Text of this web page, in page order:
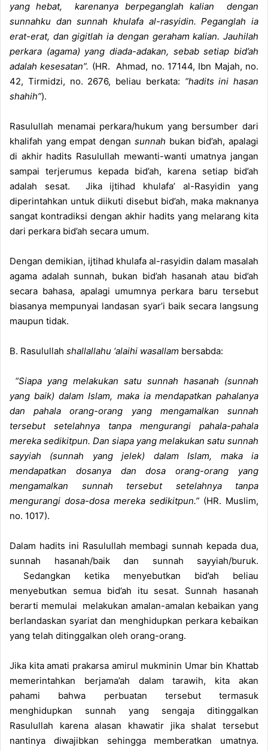
yang hebat, karenanya berpeganglah kalian dengan
sunnahku dan sunnah khulafa al-rasyidin. Peganglah ia
erat-erat, dan gigitlah ia dengan geraham kalian. Jauhilah
perkara (agama) yang diada-adakan, sebab setiap bid’ah
adalah kesesatan”. (HR. Ahmad, no. 17144, Ibn Majah, no.
42, Tirmidzi, no. 2676, beliau berkata: “hadits ini hasan
shahih”).
Rasulullah menamai perkara/hukum yang bersumber dari
khalifah yang empat dengan sunnah bukan bid’ah, apalagi
di akhir hadits Rasulullah mewanti-wanti umatnya jangan
sampai terjerumus kepada bid’ah, karena setiap bid’ah
adalah sesat. Jika ijtihad khulafa’ al-Rasyidin yang
diperintahkan untuk diikuti disebut bid’ah, maka maknanya
sangat kontradiksi dengan akhir hadits yang melarang kita
dari perkara bid’ah secara umum.
Dengan demikian, ijtihad khulafa al-rasyidin dalam masalah
agama adalah sunnah, bukan bid’ah hasanah atau bid’ah
secara bahasa, apalagi umumnya perkara baru tersebut
biasanya mempunyai landasan syar’i baik secara langsung
maupun tidak.
B. Rasulullah shallallahu ‘alaihi wasallam bersabda:
“Siapa yang melakukan satu sunnah hasanah (sunnah
yang baik) dalam Islam, maka ia mendapatkan pahalanya
dan pahala orang-orang yang mengamalkan sunnah
tersebut setelahnya tanpa mengurangi pahala-pahala
mereka sedikitpun. Dan siapa yang melakukan satu sunnah
sayyiah (sunnah yang jelek) dalam Islam, maka ia
mendapatkan dosanya dan dosa orang-orang yang
mengamalkan sunnah tersebut setelahnya tanpa
mengurangi dosa-dosa mereka sedikitpun.” (HR. Muslim,
no. 1017).
Dalam hadits ini Rasulullah membagi sunnah kepada dua,
sunnah hasanah/baik dan sunnah sayyiah/buruk.
Sedangkan ketika menyebutkan bid’ah beliau
menyebutkan semua bid’ah itu sesat. Sunnah hasanah
berarti memulai melakukan amalan-amalan kebaikan yang
berlandaskan syariat dan menghidupkan perkara kebaikan
yang telah ditinggalkan oleh orang-orang.
Jika kita amati prakarsa amirul mukminin Umar bin Khattab
memerintahkan berjama’ah dalam tarawih, kita akan
pahami bahwa perbuatan tersebut termasuk
menghidupkan sunnah yang sengaja ditinggalkan
Rasulullah karena alasan khawatir jika shalat tersebut
nantinya diwajibkan sehingga memberatkan umatnya.